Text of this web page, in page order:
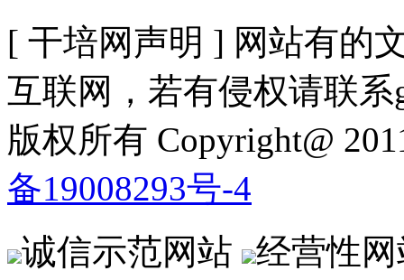
[ 干培网声明 ] 网站有的
互联网，若有侵权请联系
版权所有 Copyright@
备19008293号-4
诚信示范网站
经营性